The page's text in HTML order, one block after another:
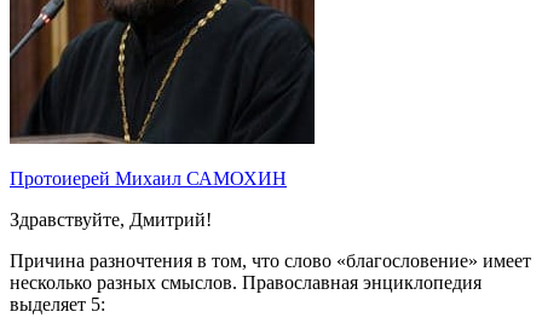
Протоиерей Михаил САМОХИН
Здравствуйте, Дмитрий!
Причина разночтения в том, что слово «благословение» имеет
несколько разных смыслов. Православная энциклопедия
выделяет 5: